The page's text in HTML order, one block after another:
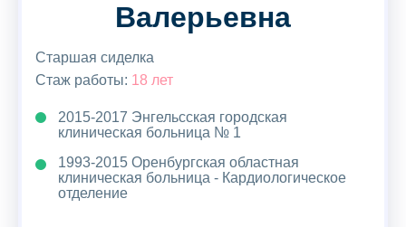
Валерьевна
Старшая сиделка
Стаж работы: 18 лет
2015-2017 Энгельсская городская
клиническая больница № 1
1993-2015 Оренбургская областная
клиническая больница - Кардиологическое
отделение